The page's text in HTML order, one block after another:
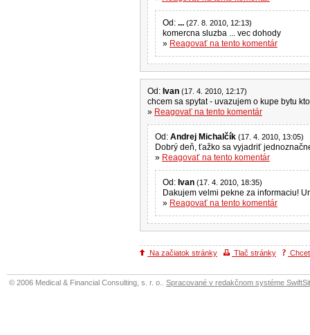
Od: ... (27. 8. 2010, 12:13)
komercna sluzba ... vec dohody
» Reagovať na tento komentár
Od: Ivan (17. 4. 2010, 12:17)
chcem sa spytat - uvazujem o kupe bytu
» Reagovať na tento komentár
Od: Andrej Michalčík (17. 4. 2010, 13:05)
Dobrý deň, ťažko sa vyjadriť
» Reagovať na tento komentár
Od: Ivan (17. 4. 2010, 18:35)
Dakujem velmi pekne za informaciu!
» Reagovať na tento komentár
Na začiatok stránky Tlač stránky
© 2006 Medical & Financial Consulting, s. r. o.. Spracované v redakčnom systéme